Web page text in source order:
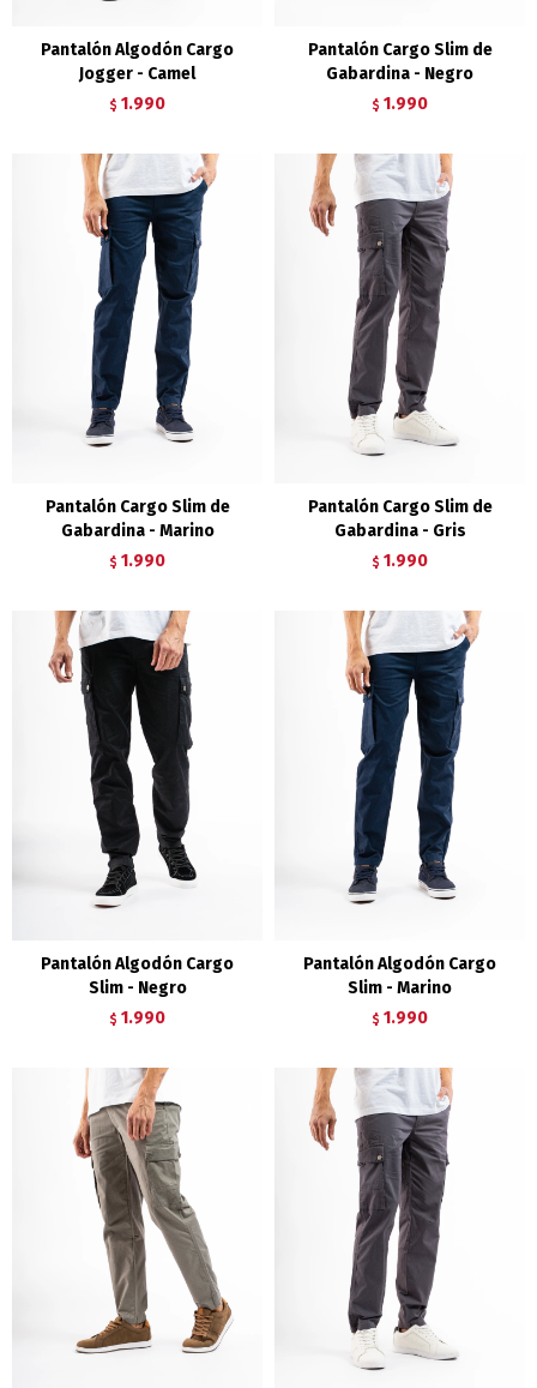
Pantalón Algodón Cargo
Jogger - Camel
$ 1.990
Pantalón Cargo Slim de
Gabardina - Negro
$ 1.990
Pantalón Cargo Slim de
Gabardina - Marino
$ 1.990
Pantalón Cargo Slim de
Gabardina - Gris
$ 1.990
Pantalón Algodón Cargo
Slim - Negro
$ 1.990
Pantalón Algodón Cargo
Slim - Marino
$ 1.990